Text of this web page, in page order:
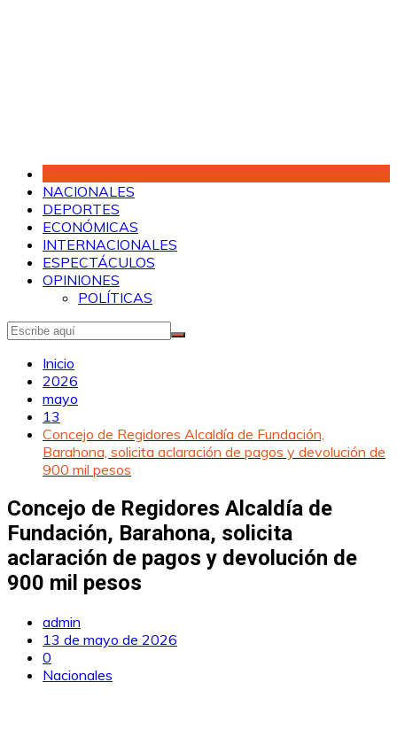
NACIONALES
DEPORTES
ECONÓMICAS
INTERNACIONALES
ESPECTÁCULOS
OPINIONES
POLÍTICAS
Inicio
2026
mayo
13
Concejo de Regidores Alcaldía de Fundación,
Barahona, solicita aclaración de pagos y devolución de
900 mil pesos
Concejo de Regidores Alcaldía de
Fundación, Barahona, solicita
aclaración de pagos y devolución de
900 mil pesos
admin
13 de mayo de 2026
0
Nacionales